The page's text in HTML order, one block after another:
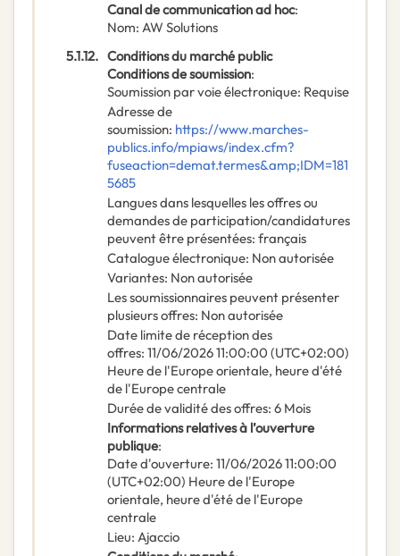
Canal de communication ad hoc:
Nom: AW Solutions
5.1.12. Conditions du marché public
Conditions de soumission:
Soumission par voie électronique: Requise
Adresse de
soumission: https://www.marches-
publics.info/mpiaws/index.cfm?
fuseaction=demat.termes&amp;IDM=181
5685
Langues dans lesquelles les offres ou
demandes de participation/candidatures
peuvent être présentées: français
Catalogue électronique: Non autorisée
Variantes: Non autorisée
Les soumissionnaires peuvent présenter
plusieurs offres: Non autorisée
Date limite de réception des
offres: 11/06/202611:00:00 (UTC+02:00)
Heure de l'Europe orientale, heure d'été
de l'Europe centrale
Durée de validité des offres: 6 Mois
Informations relatives à l’ouverture
publique:
Date d'ouverture: 11/06/202611:00:00
(UTC+02:00) Heure de l'Europe
orientale, heure d'été de l'Europe
centrale
Lieu: Ajaccio